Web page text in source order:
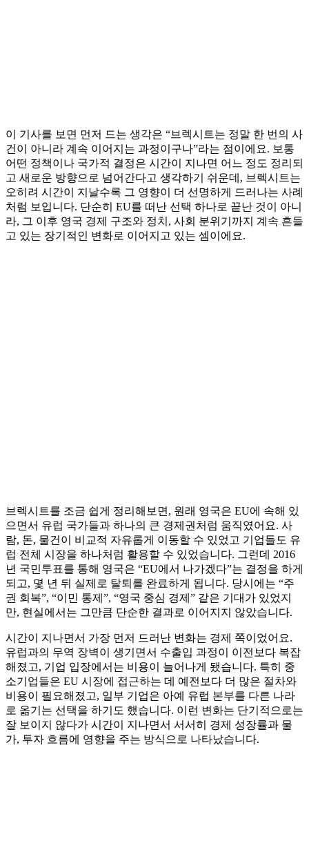
이 기사를 보면 먼저 드는 생각은 “브렉시트는 정말 한 번의 사
건이 아니라 계속 이어지는 과정이구나”라는 점이에요. 보통
어떤 정책이나 국가적 결정은 시간이 지나면 어느 정도 정리되
고 새로운 방향으로 넘어간다고 생각하기 쉬운데, 브렉시트는
오히려 시간이 지날수록 그 영향이 더 선명하게 드러나는 사례
처럼 보입니다. 단순히 EU를 떠난 선택 하나로 끝난 것이 아니
라, 그 이후 영국 경제 구조와 정치, 사회 분위기까지 계속 흔들
고 있는 장기적인 변화로 이어지고 있는 셈이에요.
브렉시트를 조금 쉽게 정리해보면, 원래 영국은 EU에 속해 있
으면서 유럽 국가들과 하나의 큰 경제권처럼 움직였어요. 사
람, 돈, 물건이 비교적 자유롭게 이동할 수 있었고 기업들도 유
럽 전체 시장을 하나처럼 활용할 수 있었습니다. 그런데 2016
년 국민투표를 통해 영국은 “EU에서 나가겠다”는 결정을 하게
되고, 몇 년 뒤 실제로 탈퇴를 완료하게 됩니다. 당시에는 “주
권 회복”, “이민 통제”, “영국 중심 경제” 같은 기대가 있었지
만, 현실에서는 그만큼 단순한 결과로 이어지지 않았습니다.
시간이 지나면서 가장 먼저 드러난 변화는 경제 쪽이었어요.
유럽과의 무역 장벽이 생기면서 수출입 과정이 이전보다 복잡
해졌고, 기업 입장에서는 비용이 늘어나게 됐습니다. 특히 중
소기업들은 EU 시장에 접근하는 데 예전보다 더 많은 절차와
비용이 필요해졌고, 일부 기업은 아예 유럽 본부를 다른 나라
로 옮기는 선택을 하기도 했습니다. 이런 변화는 단기적으로는
잘 보이지 않다가 시간이 지나면서 서서히 경제 성장률과 물
가, 투자 흐름에 영향을 주는 방식으로 나타났습니다.